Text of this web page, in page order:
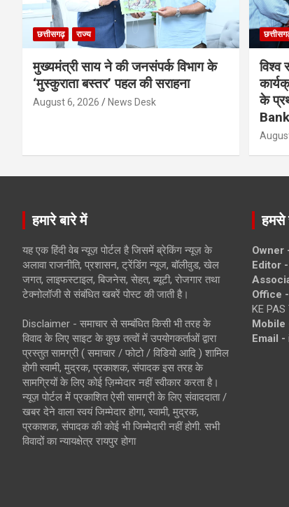
छत्तीसगढ़ राज्य
मुख्यमंत्री साय ने की जनसंपर्क विभाग के
‘मुस्कुराता बस्तर’ पहल की सराहना
August 6, 2026 News Desk
विश्व
के
हमारे बारे में
यह एक हिंदी वेब न्यूज़ पोर्टल है जिसमें ब्रेकिंग न्यूज़ के
अलावा राजनीति, प्रशासन, ट्रेंडिंग न्यूज, बॉलीवुड, खेल
जगत, लाइफस्टाइल, बिजनेस, सेहत, ब्यूटी, रोजगार तथा
टेक्नोलॉजी से संबंधित खबरें पोस्ट की जाती है।
Disclaimer - समाचार से सम्बंधित किसी भी तरह के
विवाद के लिए साइट के कुछ तत्वों में उपयोगकर्ताओं द्वारा
प्रस्तुत सामग्री ( समाचार / फोटो / विडियो आदि ) शामिल
होगी स्वामी, मुद्रक, प्रकाशक, संपादक इस तरह के
सामग्रियों के लिए कोई ज़िम्मेदार नहीं स्वीकार करता है।
न्यूज़ पोर्टल में प्रकाशित ऐसी सामग्री के लिए संवाददाता /
खबर देने वाला स्वयं जिम्मेदार होगा, स्वामी, मुद्रक,
प्रकाशक, संपादक की कोई भी जिम्मेदारी नहीं होगी. सभी
विवादों का न्यायक्षेत्र रायपुर होगा
हमसे
Owner
Editor -
Office -
KE PAS
Mobile
Email -